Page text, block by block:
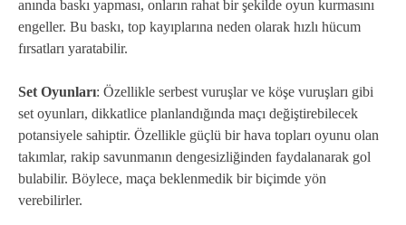
anında baskı yapması, onların rahat bir şekilde oyun kurmasını
engeller. Bu baskı, top kayıplarına neden olarak hızlı hücum
fırsatları yaratabilir.
Set Oyunları: Özellikle serbest vuruşlar ve köşe vuruşları gibi
set oyunları, dikkatlice planlandığında maçı değiştirebilecek
potansiyele sahiptir. Özellikle güçlü bir hava topları oyunu olan
takımlar, rakip savunmanın dengesizliğinden faydalanarak gol
bulabilir. Böylece, maça beklenmedik bir biçimde yön
verebilirler.